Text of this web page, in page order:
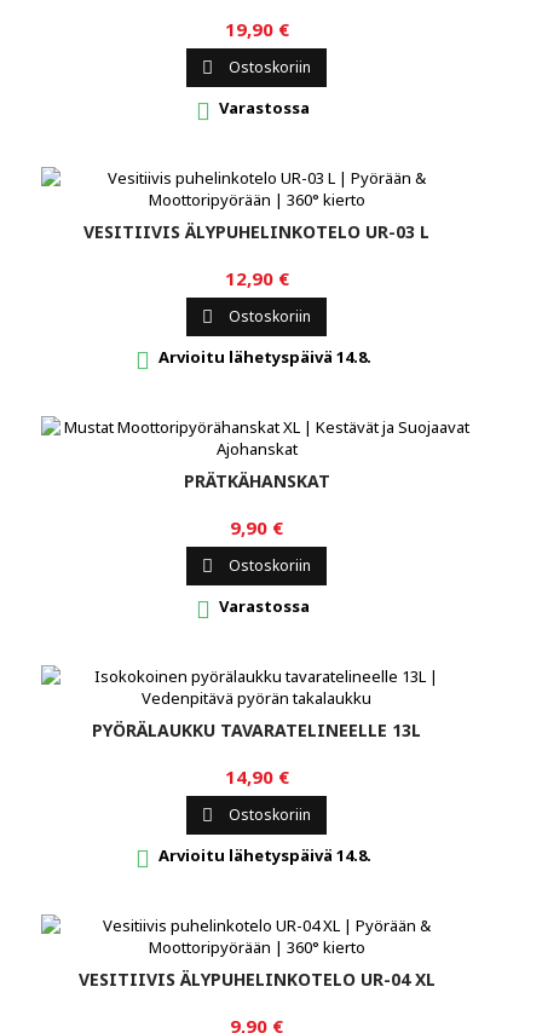
19,90 €
 Ostoskoriin
 Varastossa
VESITIIVIS ÄLYPUHELINKOTELO UR-03 L
12,90 €
 Ostoskoriin
 Arvioitu lähetyspäivä 14.8.
PRÄTKÄHANSKAT
9,90 €
 Ostoskoriin
 Varastossa
PYÖRÄLAUKKU TAVARATELINEELLE 13L
14,90 €
 Ostoskoriin
 Arvioitu lähetyspäivä 14.8.
VESITIIVIS ÄLYPUHELINKOTELO UR-04 XL
9,90 €